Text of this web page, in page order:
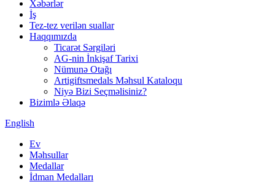
Xəbərlər
İş
Tez-tez verilən suallar
Haqqımızda
Ticarət Sərgiləri
AG-nin İnkişaf Tarixi
Nümunə Otağı
Artigiftsmedals Məhsul Kataloqu
Niyə Bizi Seçməlisiniz?
Bizimlə Əlaqə
English
Ev
Məhsullar
Medallar
İdman Medalları